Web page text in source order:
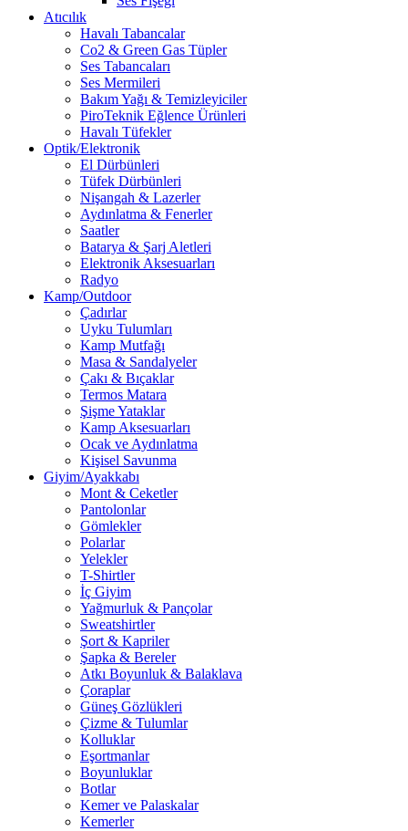
Atıcılık
Havalı Tabancalar
Co2 & Green Gas Tüpler
Ses Tabancaları
Ses Mermileri
Bakım Yağı & Temizleyiciler
PiroTeknik Eğlence Ürünleri
Havalı Tüfekler
Optik/Elektronik
El Dürbünleri
Tüfek Dürbünleri
Nişangah & Lazerler
Aydınlatma & Fenerler
Saatler
Batarya & Şarj Aletleri
Elektronik Aksesuarları
Radyo
Kamp/Outdoor
Çadırlar
Uyku Tulumları
Kamp Mutfağı
Masa & Sandalyeler
Çakı & Bıçaklar
Termos Matara
Şişme Yataklar
Kamp Aksesuarları
Ocak ve Aydınlatma
Kişisel Savunma
Giyim/Ayakkabı
Mont & Ceketler
Pantolonlar
Gömlekler
Polarlar
Yelekler
T-Shirtler
İç Giyim
Yağmurluk & Pançolar
Sweatshirtler
Şort & Kapriler
Şapka & Bereler
Atkı Boyunluk & Balaklava
Çoraplar
Güneş Gözlükleri
Çizme & Tulumlar
Kolluklar
Eşortmanlar
Boyunluklar
Botlar
Kemer ve Palaskalar
Kemerler